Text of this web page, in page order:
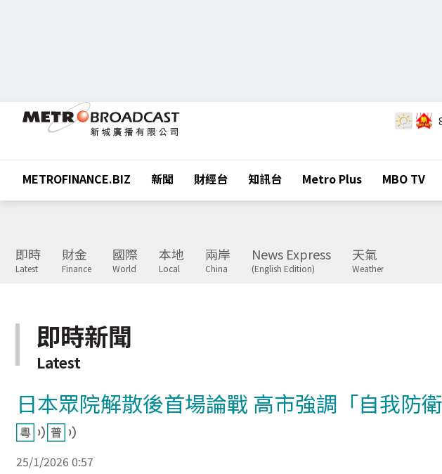
METROFINANCE.BIZ 新聞 財經台 知訊台 Metro Plus MBO TV
即時
Latest
財金
Finance
國際
World
本地
Local
兩岸
China
News Express
(English Edition)
天氣
Weather
即時新聞
Latest
日本眾院解散後首場論戰 高市強調「自我防衛
25/1/2026 0:57